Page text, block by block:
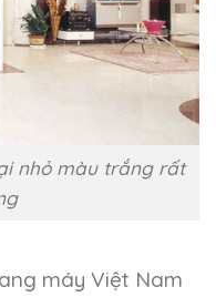
nhỏ màu trắng rất
máy Việt Nam